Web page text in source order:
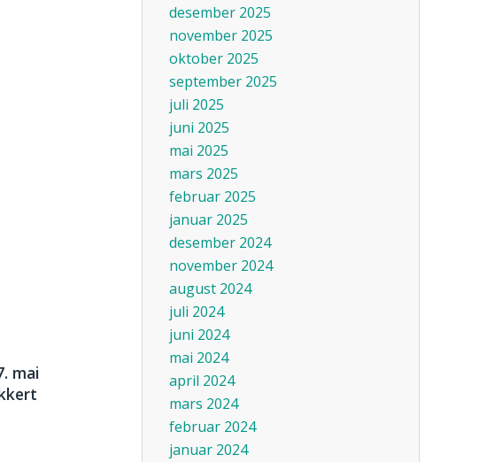
mai
desember 2025
november 2025
oktober 2025
september 2025
juli 2025
juni 2025
mai 2025
mars 2025
februar 2025
januar 2025
desember 2024
november 2024
august 2024
juli 2024
juni 2024
mai 2024
april 2024
mars 2024
februar 2024
januar 2024